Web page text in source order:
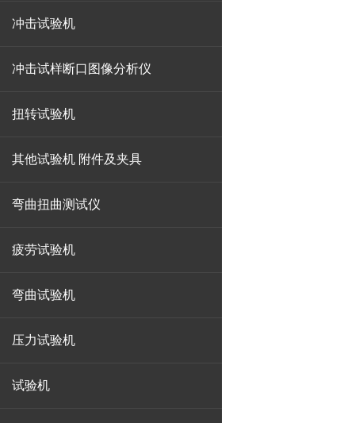
冲击试验机
冲击试样断口图像分析仪
扭转试验机
其他试验机 附件及夹具
弯曲扭曲测试仪
疲劳试验机
弯曲试验机
压力试验机
试验机